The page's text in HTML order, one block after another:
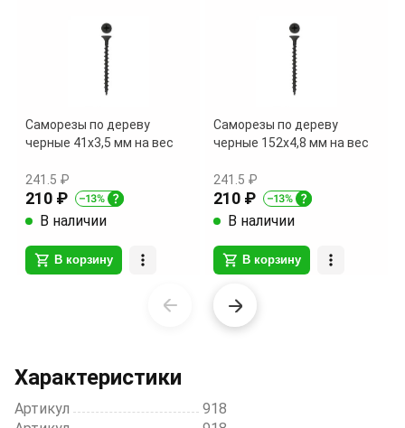
Саморезы по дереву
черные 41х3,5 мм на вес
241.5 ₽
210 ₽
В наличии
В корзину
Саморезы по дереву
черные 152х4,8 мм на вес
241.5 ₽
210 ₽
В наличии
В корзину
20
Характеристики
Артикул
918